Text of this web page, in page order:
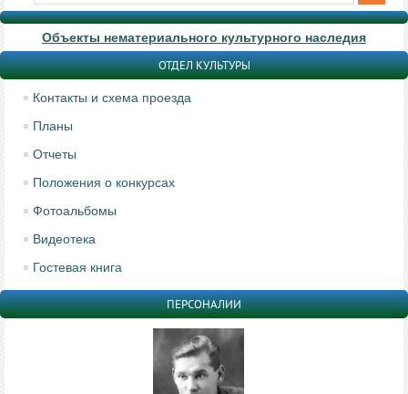
Объекты нематериального культурного наследия
ОТДЕЛ КУЛЬТУРЫ
Контакты и схема проезда
Планы
Отчеты
Положения о конкурсах
Фотоальбомы
Видеотека
Гостевая книга
ПЕРСОНАЛИИ